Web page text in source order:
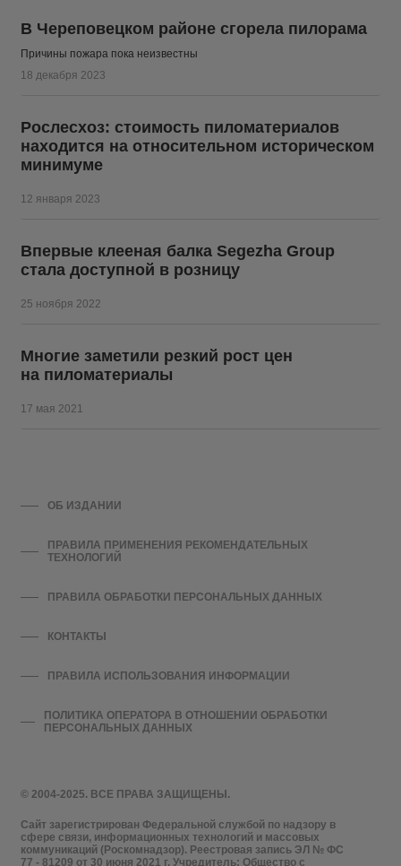
В Череповецком районе сгорела пилорама
Причины пожара пока неизвестны
18 декабря 2023
Рослесхоз: стоимость пиломатериалов
находится на относительном историческом
минимуме
12 января 2023
Впервые клееная балка Segezha Group
стала доступной в розницу
25 ноября 2022
Многие заметили резкий рост цен
на пиломатериалы
17 мая 2021
© 2004-2025. ВСЕ ПРАВА ЗАЩИЩЕНЫ.
Сайт зарегистрирован Федеральной службой по надзору в
сфере связи, информационных технологий и массовых
коммуникаций (Роскомнадзор). Реестровая запись ЭЛ № ФС
77 - 81209 от 30 июня 2021 г. Учредитель: Общество с
ОБ ИЗДАНИИ
ПРАВИЛА ПРИМЕНЕНИЯ РЕКОМЕНДАТЕЛЬНЫХ
ТЕХНОЛОГИЙ
ПРАВИЛА ОБРАБОТКИ ПЕРСОНАЛЬНЫХ ДАННЫХ
КОНТАКТЫ
ПРАВИЛА ИСПОЛЬЗОВАНИЯ ИНФОРМАЦИИ
ПОЛИТИКА ОПЕРАТОРА В ОТНОШЕНИИ ОБРАБОТКИ
ПЕРСОНАЛЬНЫХ ДАННЫХ